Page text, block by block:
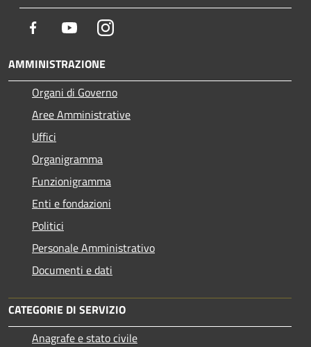
Facebook YoutubeInstagram
AMMINISTRAZIONE
Organi di Governo
Aree Amministrative
Uffici
Organigramma
Funzionigramma
Enti e fondazioni
Politici
Personale Amministrativo
Documenti e dati
CATEGORIE DI SERVIZIO
Anagrafe e stato civile